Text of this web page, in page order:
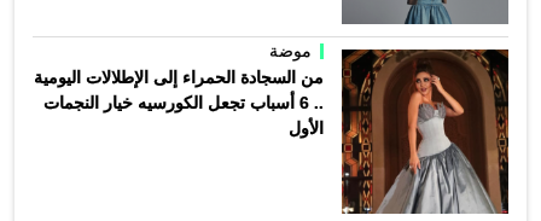
موضة
من السجادة الحمراء إلى الإطلالات اليومية
.. 6 أسباب تجعل الكورسيه خيار النجمات
الأول